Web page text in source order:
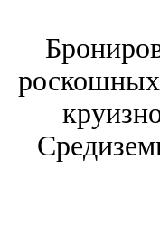
роскошных